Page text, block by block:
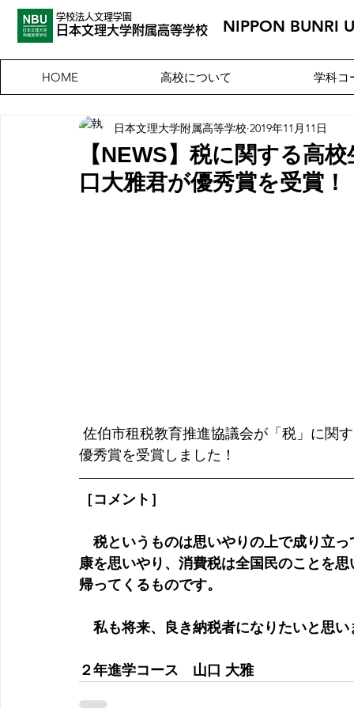
学校法人文理学園
​日本文理大学附属高等学校 NIPPON BUNRI
HOME 高校について 学科コ
【NEWS】税に関する高
口大雅君が優秀賞を受賞！
日本文理大学附属高等学校 2019年11月11日
優秀賞を受賞しました！
［コメント］
税というものは思いやりの上で成り立
康を思いやり、消費税は全国民のことを
帰ってくるものです。
私も将来、良き納税者になりたいと思い
２年進学コース　山口 大雅